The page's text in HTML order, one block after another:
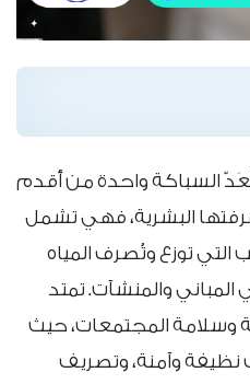
السباكة واحدة من أقدم
البشرية، فهي تشمل
التي توزع وتُصرف المياه
المباني والمنشآت. تمتد
وسلامة المجتمعات، حيث
وآمنة، وتصريف